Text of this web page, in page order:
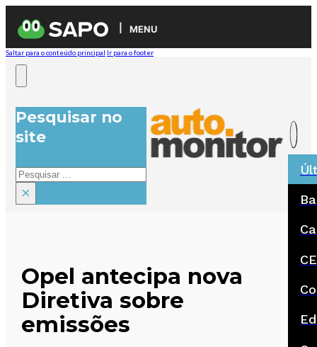
MENU
Saltar para o conteúdo principal Ir para o footer
Pesquisar no
site
Pesquisar
×
Opel antecipa nova
Diretiva sobre
emissões